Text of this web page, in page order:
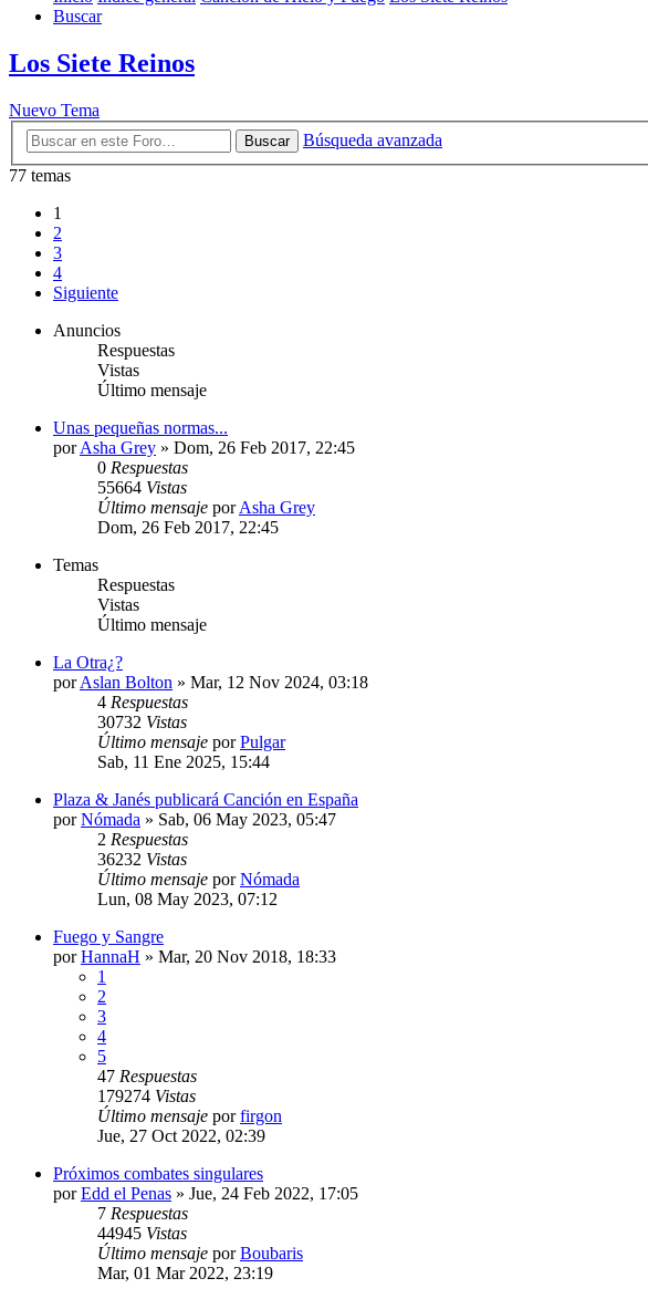
Buscar
Los Siete Reinos
Nuevo Tema
Buscar
Búsqueda avanzada
77 temas
1
2
3
4
Siguiente
Anuncios
Respuestas
Vistas
Último mensaje
Unas pequeñas normas...
porAsha Grey » Dom, 26 Feb 2017, 22:45
0 Respuestas
55664 Vistas
Último mensaje porAsha Grey
Dom, 26 Feb 2017, 22:45
Temas
Respuestas
Vistas
Último mensaje
La Otra¿?
porAslan Bolton » Mar, 12 Nov 2024, 03:18
4 Respuestas
30732 Vistas
Último mensaje porPulgar
Sab, 11 Ene 2025, 15:44
Plaza & Janés publicará Canción en España
porNómada » Sab, 06 May 2023, 05:47
2 Respuestas
36232 Vistas
Último mensaje porNómada
Lun, 08 May 2023, 07:12
Fuego y Sangre
porHannaH » Mar, 20 Nov 2018, 18:33
1
2
3
4
5
47 Respuestas
179274 Vistas
Último mensaje porfirgon
Jue, 27 Oct 2022, 02:39
Próximos combates singulares
porEdd el Penas » Jue, 24 Feb 2022, 17:05
7 Respuestas
44945 Vistas
Último mensaje porBoubaris
Mar, 01 Mar 2022, 23:19